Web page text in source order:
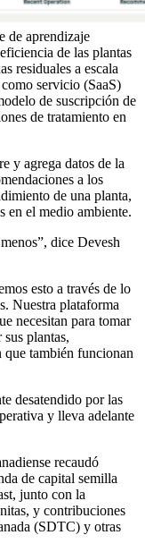
de aprendizaje
de las plantas
residuales a escala
servicio (SaaS)
de suscripción de
de tratamiento en
y agrega datos de la
a los
de una planta,
en el medio ambiente.
dice Devesh
esto a través de lo
Nuestra plataforma
necesitan para tomar
plantas,
también funcionan
desatendido por las
y lleva adelante
recaudó
de capital semilla
junto con la
y contribuciones
(SDTC) y otras